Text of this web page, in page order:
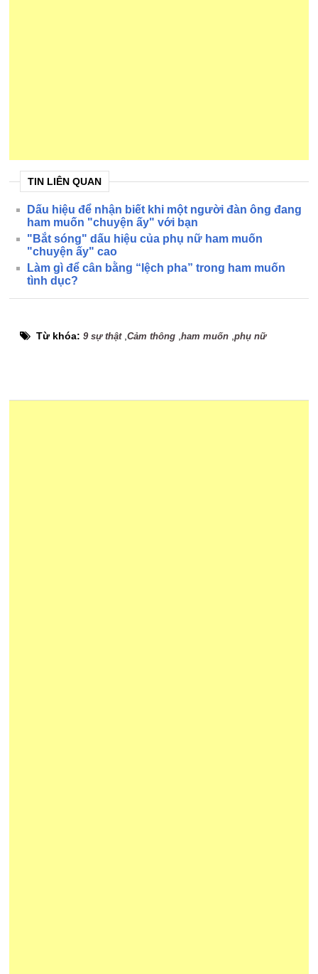
TIN LIÊN QUAN
Dấu hiệu để nhận biết khi một người đàn ông đang
ham muốn "chuyện ấy" với bạn
"Bắt sóng" dấu hiệu của phụ nữ ham muốn
"chuyện ấy" cao
Làm gì để cân bằng “lệch pha” trong ham muốn
tình dục?
Từ khóa:9 sự thật,Cảm thông ,ham muốn ,phụ nữ